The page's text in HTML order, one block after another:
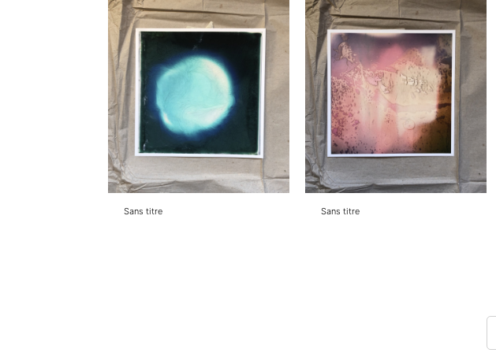
Sans titre Sans titre